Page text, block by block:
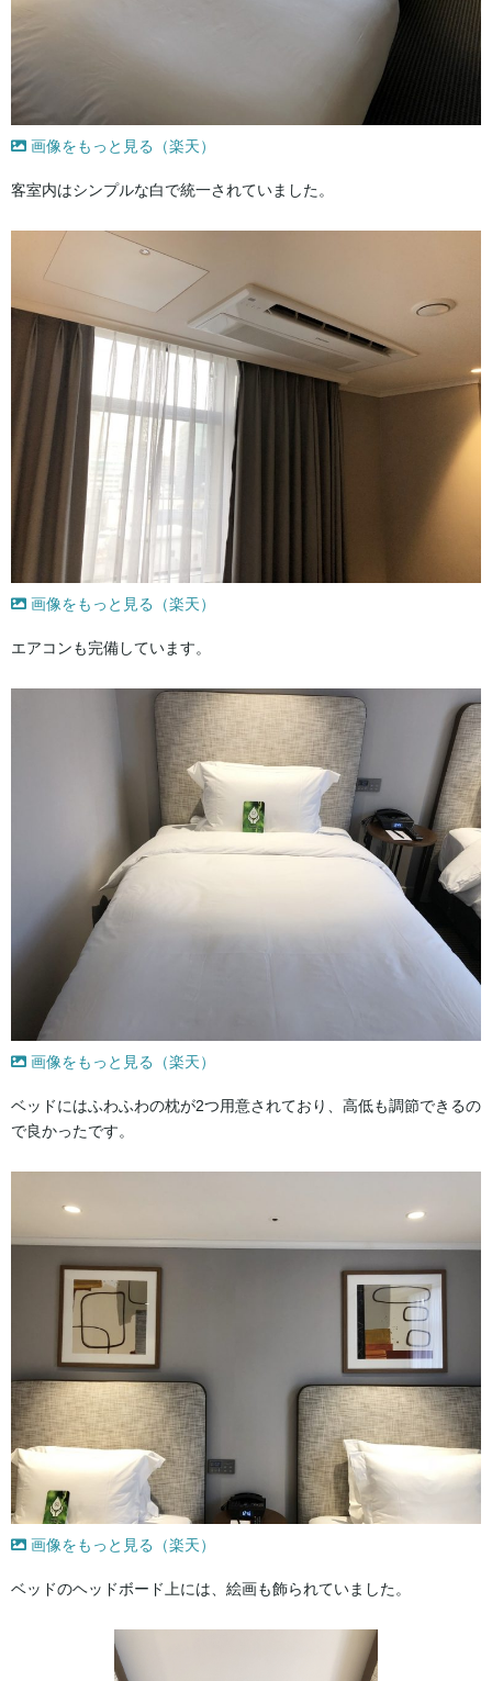
画像をもっと見る（楽天）
客室内はシンプルな白で統一されていました。
画像をもっと見る（楽天）
エアコンも完備しています。
画像をもっと見る（楽天）
ベッドにはふわふわの枕が2つ用意されており、高低も調節できるの
で良かったです。
画像をもっと見る（楽天）
ベッドのヘッドボード上には、絵画も飾られていました。